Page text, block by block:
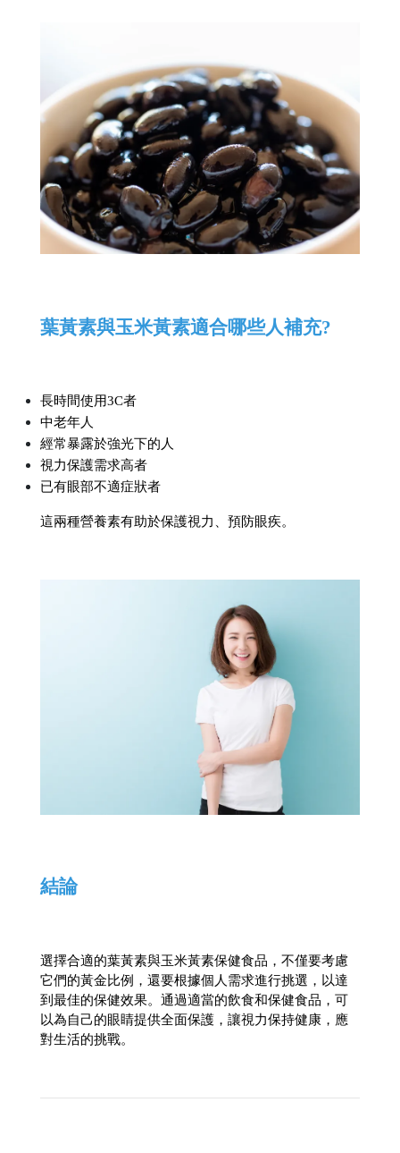
葉黃素與玉米黃素適合哪些人補充?
長時間使用3C者
中老年人
經常暴露於強光下的人
視力保護需求高者
已有眼部不適症狀者
這兩種營養素有助於保護視力、預防眼疾。
結論
選擇合適的葉黃素與玉米黃素保健食品，不僅要考慮
它們的黃金比例，還要根據個人需求進行挑選，以達
到最佳的保健效果。通過適當的飲食和保健食品，可
以為自己的眼睛提供全面保護，讓視力保持健康，應
對生活的挑戰。